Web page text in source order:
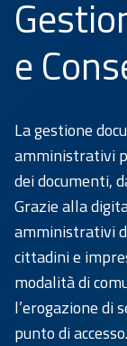
Intelligenza
artificiale
Accessibilità
Appalti
innovativi
E-
Procurement
Monitoraggio
contratti
Open
Data
e
La gestione
amministrativi
dei documenti,
Grazie alla
amministrativi
cittadini e
modalità di
l’erogazione di
punto di accesso.